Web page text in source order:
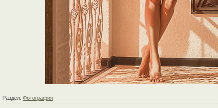
Раздел: Фотография